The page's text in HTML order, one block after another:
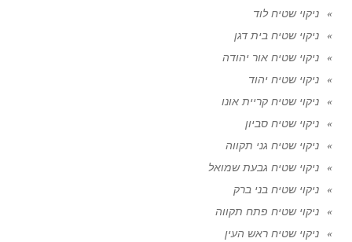
ניקוי שטיח לוד
ניקוי שטיח בית דגן
ניקוי שטיח אור יהודה
ניקוי שטיח יהוד
ניקוי שטיח קריית אונו
ניקוי שטיח סביון
ניקוי שטיח גני תקווה
ניקוי שטיח גבעת שמואל
ניקוי שטיח בני ברק
ניקוי שטיח פתח תקווה
ניקוי שטיח ראש העין